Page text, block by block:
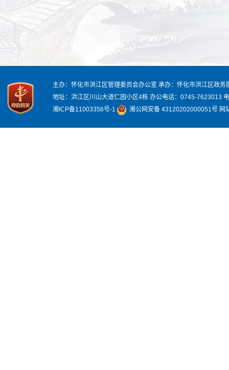
主办：怀化市洪江区管理委员会办公室 承办：怀化市洪江区政务
地址：洪江区川山大道仁园小区4栋 办公电话：0745-7623013
湘ICP备11003356号-1
湘公网安备 43120202000051号 网